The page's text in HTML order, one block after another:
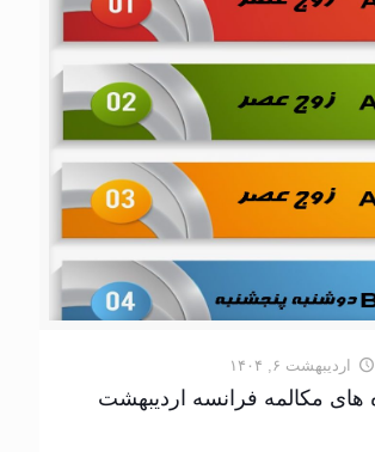
اردیبهشت ۶, ۱۴۰۴
مکالمه فرانسه اردیبهشت